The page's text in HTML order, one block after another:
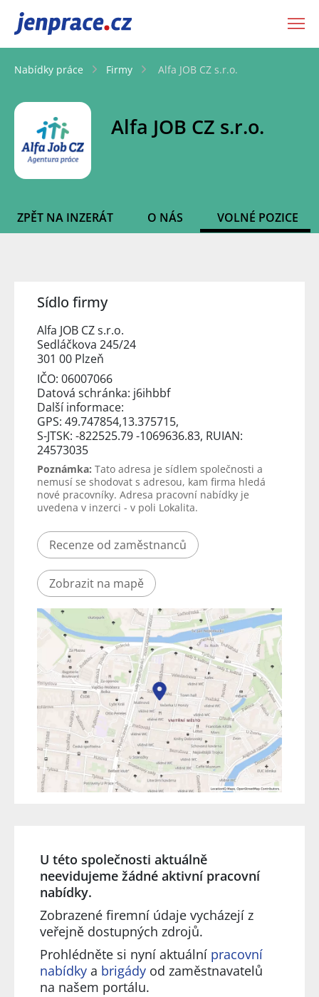
JenPráce.cz
Nabídky práce Firmy Alfa JOB CZ s.r.o.
Alfa JOB CZ s.r.o.
ZPĚT NA INZERÁT O NÁS VOLNÉ POZICE
Sídlo firmy
Alfa JOB CZ s.r.o.
Sedláčkova 245/24
301 00 Plzeň
IČO: 06007066
Datová schránka: j6ihbbf
Další informace:
GPS: 49.747854,13.375715,
S-JTSK: -822525.79 -1069636.83, RUIAN:
24573035
Poznámka: Tato adresa je sídlem společnosti a
nemusí se shodovat s adresou, kam firma hledá
nové pracovníky. Adresa pracovní nabídky je
uvedena v inzerci - v poli Lokalita.
Recenze od zaměstnanců
Zobrazit na mapě
U této společnosti aktuálně
neevidujeme žádné aktivní pracovní
nabídky.
Zobrazené firemní údaje vycházejí z
veřejně dostupných zdrojů.
Prohlédněte si nyní aktuální pracovní
nabídky a brigády od zaměstnavatelů
na našem portálu.